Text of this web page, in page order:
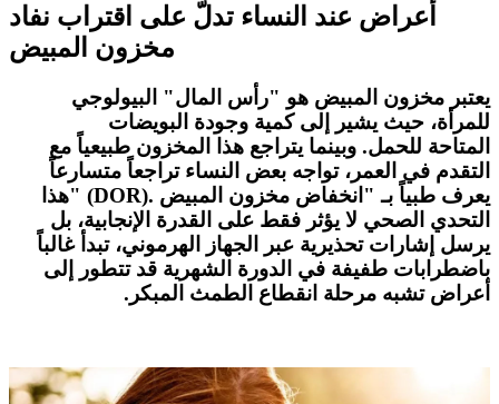
أعراض عند النساء تدلّ على اقتراب نفاد
مخزون المبيض
يعتبر مخزون المبيض هو "رأس المال" البيولوجي
للمرأة، حيث يشير إلى كمية وجودة البويضات
المتاحة للحمل. وبينما يتراجع هذا المخزون طبيعياً مع
التقدم في العمر، تواجه بعض النساء تراجعاً متسارعاً
يعرف طبياً بـ "انخفاض مخزون المبيض " (DOR).هذا
التحدي الصحي لا يؤثر فقط على القدرة الإنجابية، بل
يرسل إشارات تحذيرية عبر الجهاز الهرموني، تبدأ غالباً
باضطرابات طفيفة في الدورة الشهرية قد تتطور إلى
أعراض تشبه مرحلة انقطاع الطمث المبكر .